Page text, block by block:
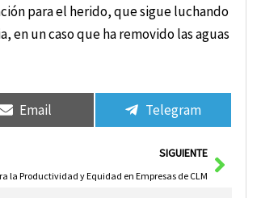
para el herido, que sigue luchando
un caso que ha removido las aguas
Email Telegram
SIGUIENTE
la Productividad y Equidad en Empresas de CLM